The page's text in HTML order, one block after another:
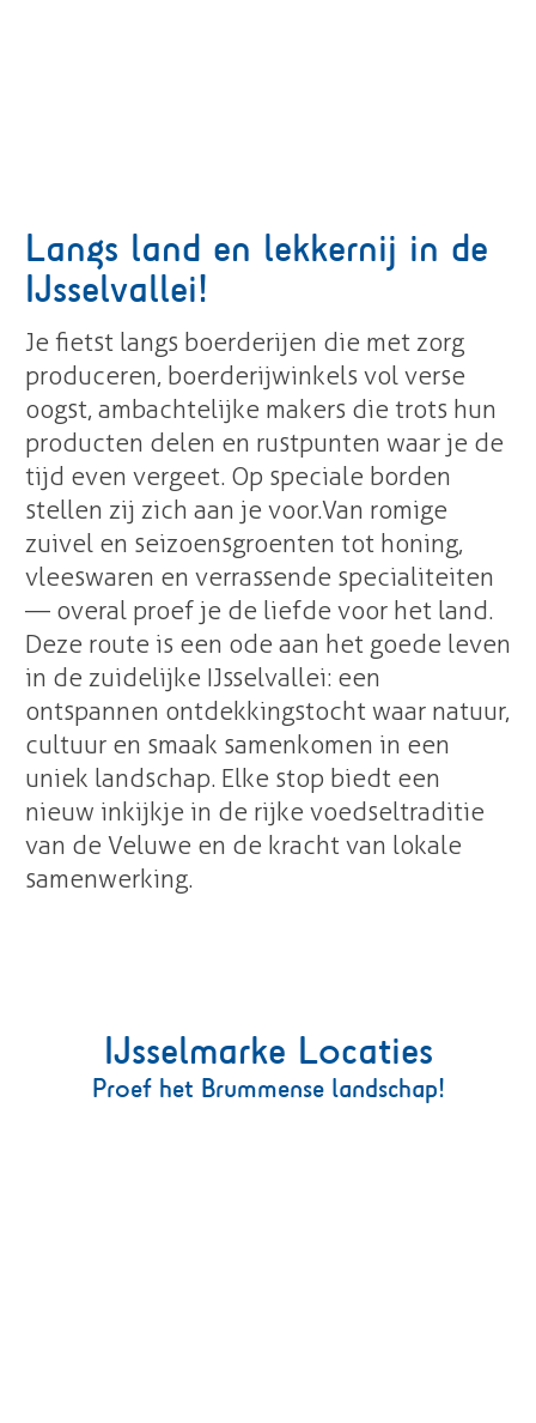
Langs land en lekkernij in de
IJsselvallei!
Je fietst langs boerderijen die met zorg
produceren, boerderijwinkels vol verse
oogst, ambachtelijke makers die trots hun
producten delen en rustpunten waar je de
tijd even vergeet. Op speciale borden
stellen zij zich aan je voor. Van romige
zuivel en seizoensgroenten tot honing,
vleeswaren en verrassende specialiteiten
— overal proef je de liefde voor het land.
Deze route is een ode aan het goede leven
in de zuidelijke IJsselvallei: een
ontspannen ontdekkingstocht waar natuur,
cultuur en smaak samenkomen in een
uniek landschap. Elke stop biedt een
nieuw inkijkje in de rijke voedseltraditie
van de Veluwe en de kracht van lokale
samenwerking.
IJsselmarke Locaties
Proef het Brummense landschap!